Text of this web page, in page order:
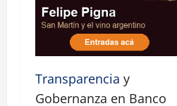
Transparencia y
Gobernanza en Banco